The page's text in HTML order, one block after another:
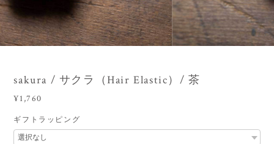
3/ 5
sakura / サクラ（Hair Elastic）/ 茶
¥1,760
ギフトラッピング